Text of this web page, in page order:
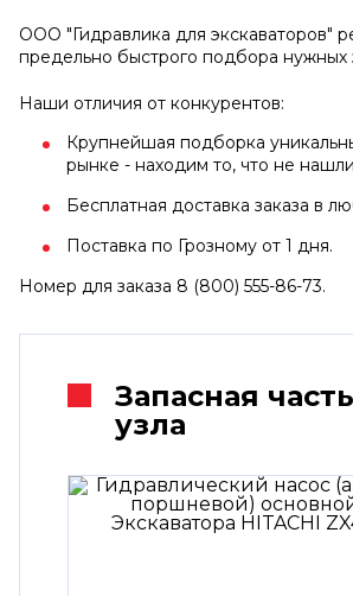
ООО "Гидравлика для экскаваторов"
предельно быстрого подбора нужных
Наши отличия от конкурентов:
Крупнейшая подборка
рынке - находим то, что не
Бесплатная доставка заказа в
Поставка по Грозному от 1 дня.
Номер для заказа 8 (800) 555-86-73.
Запасная
узла